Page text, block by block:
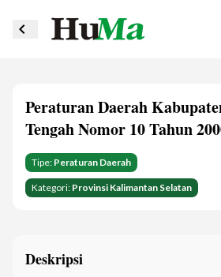
navigate_before
Peraturan Daerah
Tengah Nomor 10 Tahun
Tipe: Peraturan Daerah
Kategori: Provinsi Kalimantan Selatan
Deskripsi